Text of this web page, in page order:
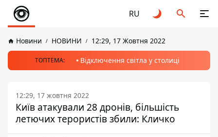
RU
Новини НОВИНИ 12:29, 17 Жовтня 2022
ТОПТЕМА: Відключення світла у столиці
12:29, 17 жовтня 2022
Київ атакували 28 дронів, більшість
летючих терористів збили: Кличко